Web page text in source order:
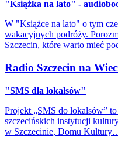
"Książka na lato" -
W "Książce na lato" o tym
wakacyjnych podróży.
Szczecin, które warto mieć
Radio Szczecin na
"SMS dla lokalsów"
Projekt „SMS do lokalsów”
szczecińskich instytucji
w Szczecinie, Domu